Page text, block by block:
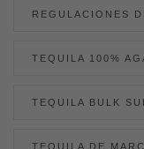
REGULACIONES
TEQUILA 100%
TEQUILA BULK
TEQUILA DE